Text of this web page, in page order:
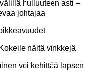
hulluuteen asti –
johtajaa
näitä vinkkejä
voi kehittää lapsen